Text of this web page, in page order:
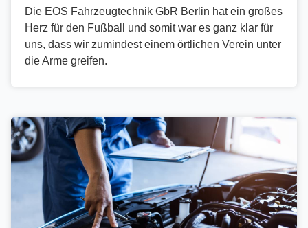
Die EOS Fahrzeugtechnik GbR Berlin hat ein großes
Herz für den Fußball und somit war es ganz klar für
uns, dass wir zumindest einem örtlichen Verein unter
die Arme greifen.